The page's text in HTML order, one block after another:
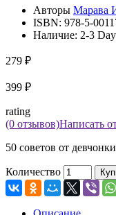
Авторы Марава
ISBN: 978-5-
Наличие: 2-3
279 ₽
399 ₽
rating
(0 отзывов)Написать
50 советов от
Количество